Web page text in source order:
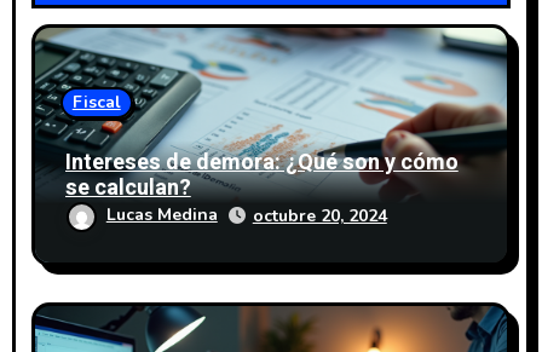
e
e
n
t
a
d
Fiscal
Intereses de demora: ¿Qué son y cómo
se calculan?
Lucas Medina octubre 20, 2024